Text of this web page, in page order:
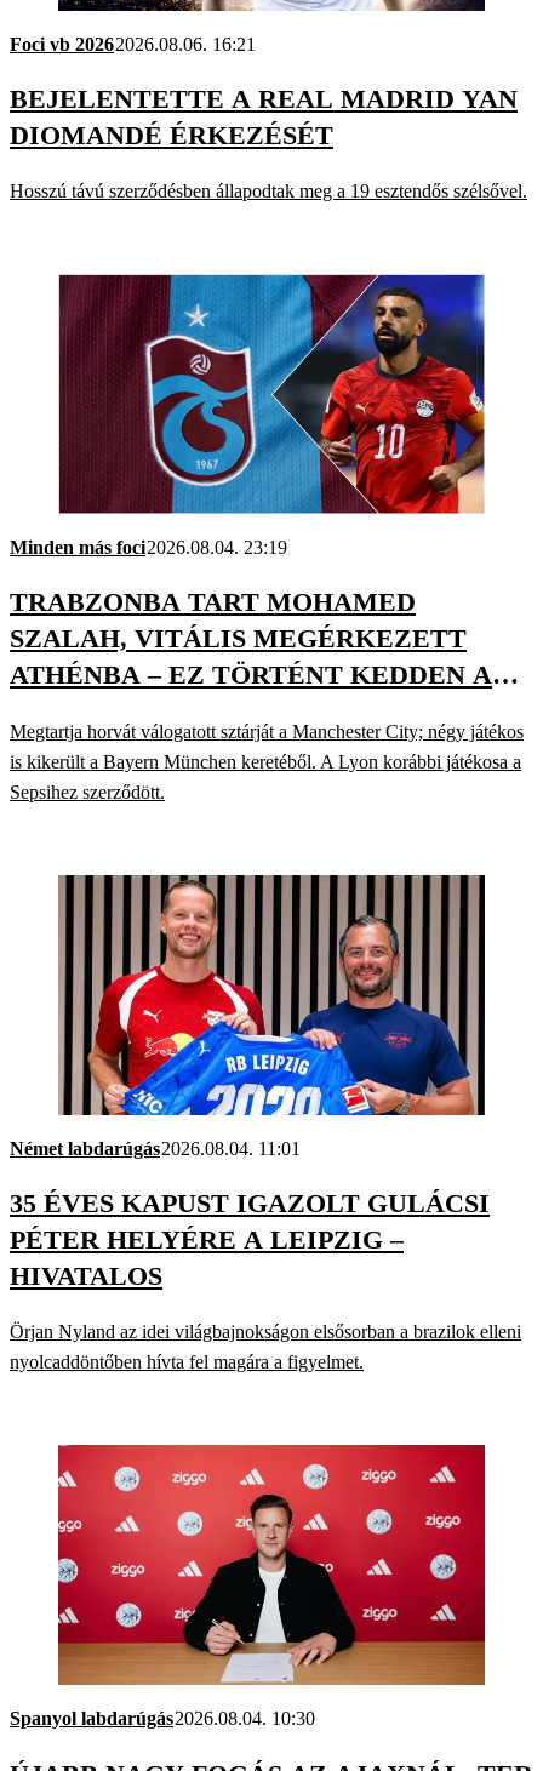
Foci vb 20262026.08.06. 16:21
BEJELENTETTE A REAL MADRID YAN
DIOMANDÉ ÉRKEZÉSÉT
Hosszú távú szerződésben állapodtak meg a 19 esztendős szélsővel.
Minden más foci2026.08.04. 23:19
TRABZONBA TART MOHAMED
SZALAH, VITÁLIS MEGÉRKEZETT
ATHÉNBA – EZ TÖRTÉNT KEDDEN A
PIACON
Megtartja horvát válogatott sztárját a Manchester City; négy játékos
is kikerült a Bayern München keretéből. A Lyon korábbi játékosa a
Sepsihez szerződött.
Német labdarúgás2026.08.04. 11:01
35 ÉVES KAPUST IGAZOLT GULÁCSI
PÉTER HELYÉRE A LEIPZIG –
HIVATALOS
Örjan Nyland az idei világbajnokságon elsősorban a brazilok elleni
nyolcaddöntőben hívta fel magára a figyelmet.
Spanyol labdarúgás2026.08.04. 10:30